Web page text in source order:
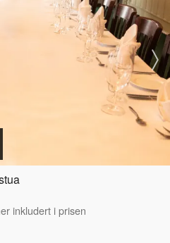
inkludert i prisen